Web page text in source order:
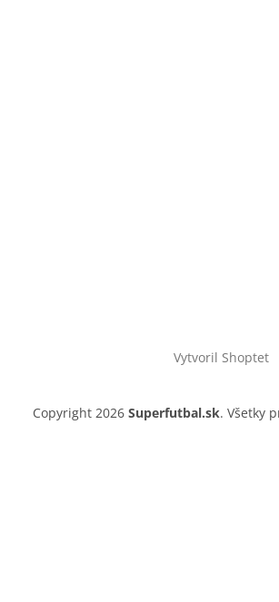
Vytvoril Shoptet
Copyright 2026 Superfutbal.sk. Všetky